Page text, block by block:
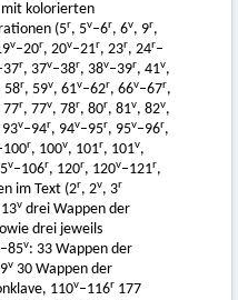
mit kolorierten
(5r, 5v–6r, 6v, 9r,
v–20r, 20v–21r, 23r, 24r–
r, 37v–38r, 38v–39r, 41v,
58r, 59v, 61v–62r, 66v–67r,
77r, 77v, 78r, 80r, 81v, 82v,
93v–94r, 94v–95r, 95v–96r,
r, 100v, 101r, 101v,
v–106r, 120r, 120v–121r,
im Text (2r, 2v, 3r
v drei Wappen der
drei jeweils
–85v: 33 Wappen der
v 30 Wappen der
110v–116r 177